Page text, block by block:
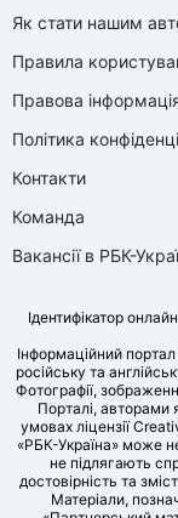
Як стати нашим
Правила
Правова
Політика
Контакти
Команда
Вакансії в РБК-
Ідентифікатор
Інформаційний
російську та
Фотографії,
Порталі, авторами
умовах ліцензії
«РБК-Україна» може
не підлягають
достовірність та
Матеріали,